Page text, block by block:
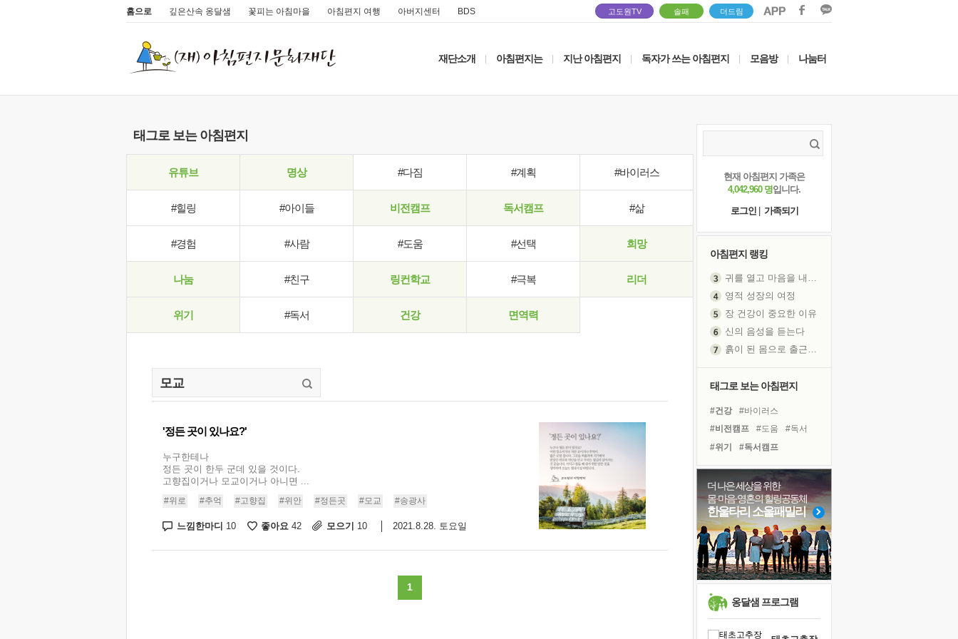
홈으로 깊은산속 옹달샘 꽃피는 아침마을 아침편지 여행 아버지센터 BDS 고도원TV 솔패 더드림
재단소개 아침편지는 지난 아침편지 독자가 쓰는 아침편지 모음방 나눔터
태그로 보는 아침편지
유튜브 명상 #다짐 #계획 #바이러스
#힐링 #아이들 비전캠프 독서캠프 #삶
#경험 #사람 #도움 #선택 희망
나눔 #친구 링컨학교 #극복 리더
위기 #독서 건강 면역력
'정든 곳이 있나요?'
누구한테나
정든 곳이 한두 군데 있을 것이다.
고향집이거나 모교이거나 아니면 ...
#위로 #추억 #고향집 #위안 #정든곳 #모교 #송광사
느낌한마디 10 좋아요 42 모으기 10 2021.8.28. 토요일
1
현재 아침편지 가족은
4,042,960 명입니다.
로그인
가족되기
아침편지 랭킹
귀를 열고 마음을 내어주고
영적 성장의 여정
장 건강이 중요한 이유
신의 음성을 듣는다
흙이 된 몸으로 출근하는 여자
졸업식 사진을 보며
극심한 변비, 어깨결림, 수면 장애
보고 싶은 어머니
마음이 멈춰 버린 곳
유년 시절의 부산 영도 바다
못된 꼰대들
희망이란
'모른다'는 것
태그로 보는 아침편지
#건강
#바이러스
#비전캠프
#도움
#독서
#위기
#독서캠프
#아이들
#희망
#선택
#사람
#힐링
#리더
#경험
#나눔
#다짐
#면역력
#명상
#극복
#유튜브
#계획
더 나은 세상을 위한
몸·마음·영혼의 힐링공동체
한울타리 소울패밀리
옹달샘 프로그램